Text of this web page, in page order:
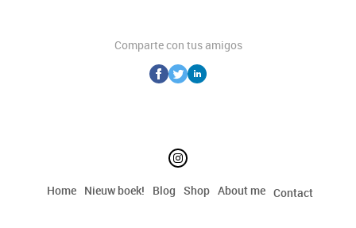
Comparte con tus amigos
Home Nieuw boek! Blog Shop About me Contact